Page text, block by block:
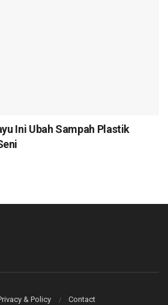
Ini Ubah Sampah Plastik
& Policy Contact